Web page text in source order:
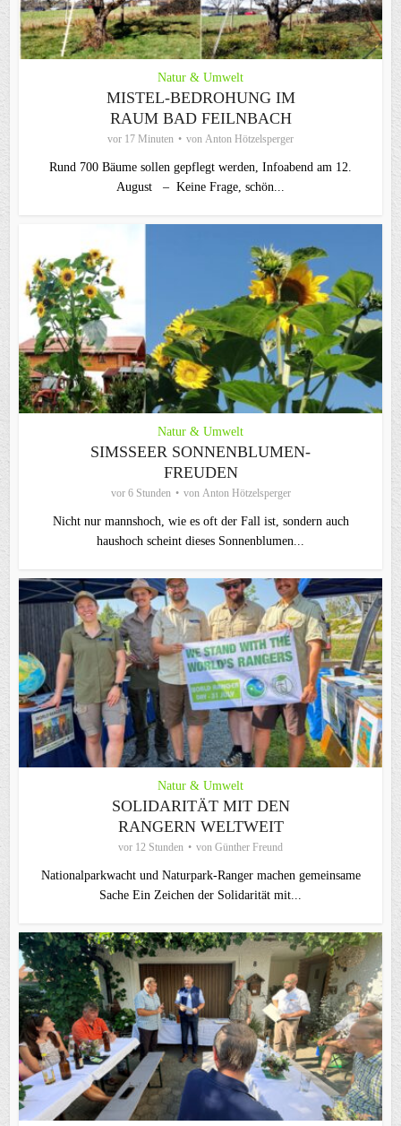
Natur & Umwelt
MISTEL-BEDROHUNG IM
RAUM BAD FEILNBACH
vor 17 Minuten von Anton Hötzelsperger
Rund 700 Bäume sollen gepflegt werden, Infoabend am 12.
August – Keine Frage, schön...
Natur & Umwelt
SIMSSEER SONNENBLUMEN-
FREUDEN
vor 6 Stunden von Anton Hötzelsperger
Nicht nur mannshoch, wie es oft der Fall ist, sondern auch
haushoch scheint dieses Sonnenblumen...
Natur & Umwelt
SOLIDARITÄT MIT DEN
RANGERN WELTWEIT
vor 12 Stunden von Günther Freund
Nationalparkwacht und Naturpark-Ranger machen gemeinsame
Sache Ein Zeichen der Solidarität mit...